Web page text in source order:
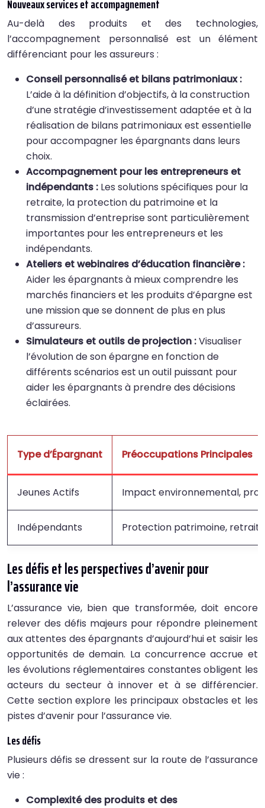
Nouveaux services et accompagnement
Au-delà des produits et des technologies,
l’accompagnement personnalisé est un élément
différenciant pour les assureurs :
Conseil personnalisé et bilans patrimoniaux :
L’aide à la définition d’objectifs, à la construction
d’une stratégie d’investissement adaptée et à la
réalisation de bilans patrimoniaux est essentielle
pour accompagner les épargnants dans leurs
choix.
Accompagnement pour les entrepreneurs et
indépendants : Les solutions spécifiques pour la
retraite, la protection du patrimoine et la
transmission d’entreprise sont particulièrement
importantes pour les entrepreneurs et les
indépendants.
Ateliers et webinaires d’éducation financière :
Aider les épargnants à mieux comprendre les
marchés financiers et les produits d’épargne est
une mission que se donnent de plus en plus
d’assureurs.
Simulateurs et outils de projection :Visualiser
l’évolution de son épargne en fonction de
différents scénarios est un outil puissant pour
aider les épargnants à prendre des décisions
éclairées.
Type d’Épargnant Préoccupations Principales
Jeunes Actifs Impact environnemental,
Indépendants Protection patrimoine,
Les défis et les perspectives d’avenir pour
l’assurance vie
L’assurance vie, bien que transformée, doit encore
relever des défis majeurs pour répondre pleinement
aux attentes des épargnants d’aujourd’hui et saisir les
opportunités de demain. La concurrence accrue et
les évolutions réglementaires constantes obligent les
acteurs du secteur à innover et à se différencier.
Cette section explore les principaux obstacles et les
pistes d’avenir pour l’assurance vie.
Les défis
Plusieurs défis se dressent sur la route de l’assurance
vie :
Complexité des produits et des